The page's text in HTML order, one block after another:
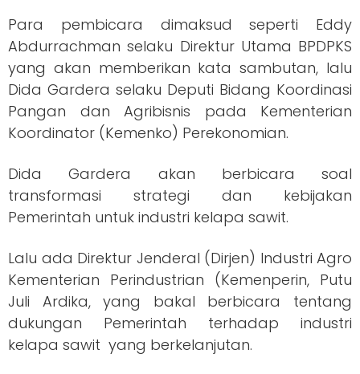
Para pembicara dimaksud seperti Eddy
Abdurrachman selaku Direktur Utama BPDPKS
yang akan memberikan kata sambutan, lalu
Dida Gardera selaku Deputi Bidang Koordinasi
Pangan dan Agribisnis pada Kementerian
Koordinator (Kemenko) Perekonomian.
Dida Gardera akan berbicara soal
transformasi strategi dan kebijakan
Pemerintah untuk industri kelapa sawit.
Lalu ada Direktur Jenderal (Dirjen) Industri Agro
Kementerian Perindustrian (Kemenperin, Putu
Juli Ardika, yang bakal berbicara tentang
dukungan Pemerintah terhadap industri
kelapa sawit yang berkelanjutan.